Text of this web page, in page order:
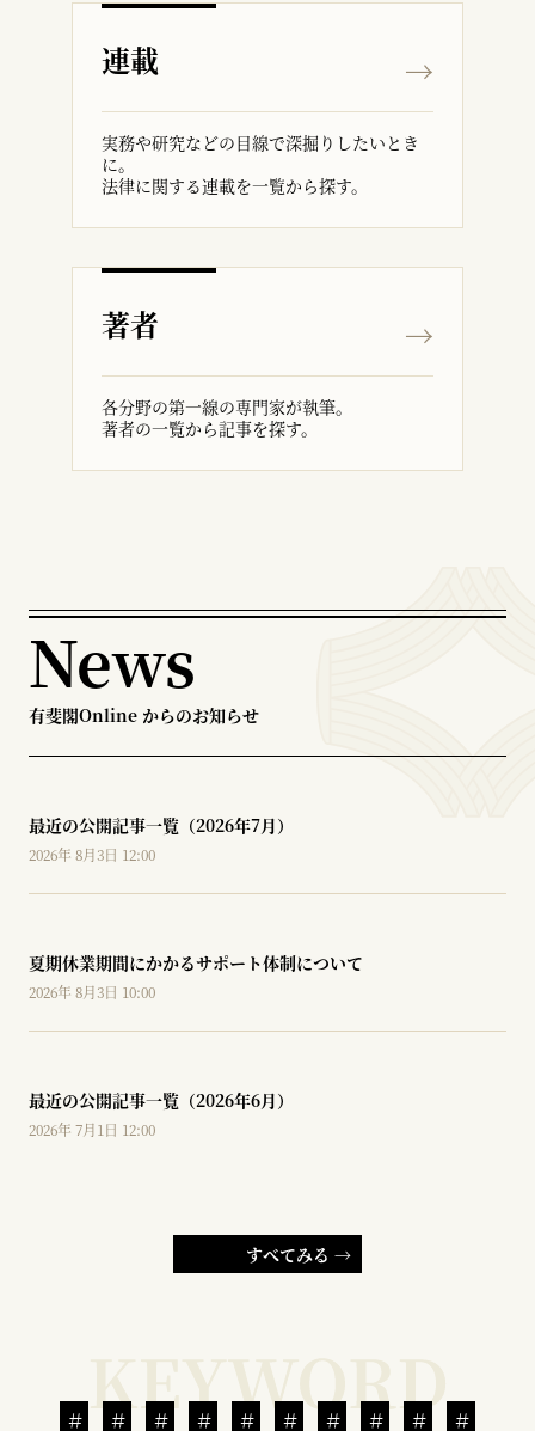
連載
実務や研究などの目線で深掘りしたいとき
に。
法律に関する連載を一覧から探す。
著者
各分野の第一線の専門家が執筆。
著者の一覧から記事を探す。
News
有斐閣Online からのお知らせ
最近の公開記事一覧（2026年7月）
2026年 8月3日 12:00
夏期休業期間にかかるサポート体制について
2026年 8月3日 10:00
最近の公開記事一覧（2026年6月）
2026年 7月1日 12:00
すべてみる →